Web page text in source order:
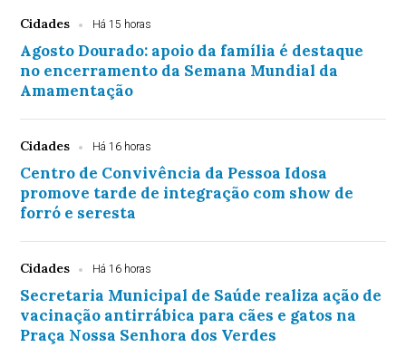
Cidades Há 15 horas
Agosto Dourado: apoio da família é destaque
no encerramento da Semana Mundial da
Amamentação
Cidades Há 16 horas
Centro de Convivência da Pessoa Idosa
promove tarde de integração com show de
forró e seresta
Cidades Há 16 horas
Secretaria Municipal de Saúde realiza ação de
vacinação antirrábica para cães e gatos na
Praça Nossa Senhora dos Verdes